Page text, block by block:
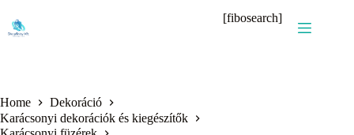
content
[fibosearch]
Home
Dekoráció
Karácsonyi dekorációk és kiegészítők